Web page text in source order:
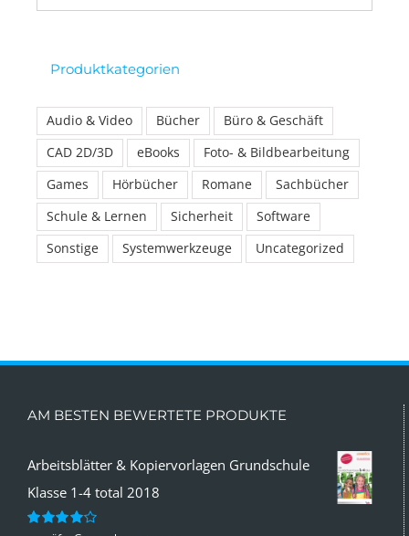
Produktkategorien
Audio & Video Bücher
Büro & Geschäft
CAD 2D/3D
eBooks
Foto- & Bildbearbeitung
Games
Hörbücher Romane
Sachbücher
Schule & Lernen
Sicherheit
Software
Sonstige
Systemwerkzeuge Uncategorized
AM BESTEN BEWERTETE PRODUKTE
Arbeitsblätter & Kopiervorlagen Grundschule
Klasse 1-4 total 2018